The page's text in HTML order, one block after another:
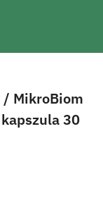
/ MikroBiom
30